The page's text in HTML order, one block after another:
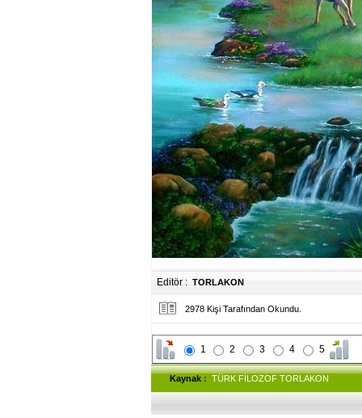
Editör : TORLAKON
2978 Kişi Tarafından Okundu.
1 2 3 4 5
Kaynak : TÜRK FİLOZOF TORLAKON